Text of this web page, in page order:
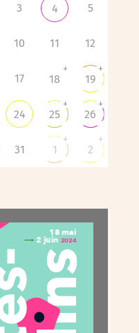
3 4 5
10 11 12
17 18
+
19
+
24 25
+
26
+
31 1
+
2
+